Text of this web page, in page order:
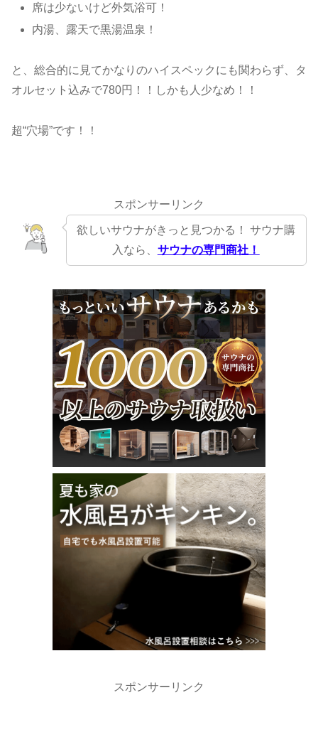
席は少ないけど外気浴可！
内湯、露天で黒湯温泉！
と、総合的に見てかなりのハイスペックにも関わらず、タ
オルセット込みで780円！！しかも人少なめ！！
超“穴場”です！！
スポンサーリンク
欲しいサウナがきっと見つかる！ サウナ購
入なら、 サウナの専門商社！
スポンサーリンク